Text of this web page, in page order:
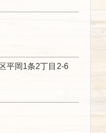
平岡1条2丁目2-6